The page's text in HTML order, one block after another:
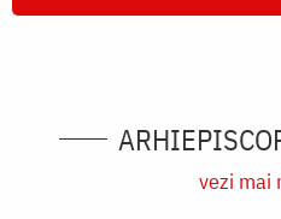
vezi mai